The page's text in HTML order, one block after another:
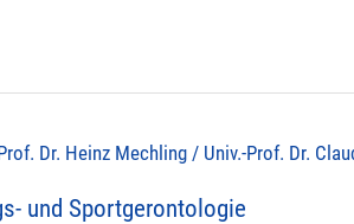
Dr. Heinz Mechling / Univ.-Prof. Dr.
und Sportgerontologie